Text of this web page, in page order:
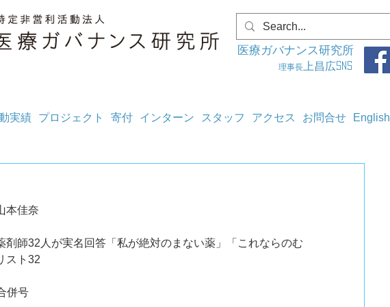
医療ガバナンス研究所
理事長 上昌広SNS
実績 プロジェクト 寄付 インターン スタッフ アクセス お問合せ English
本佳奈
剤師32人が実名回答「私が絶対のまない薬」「これならのむ
スト32
併号